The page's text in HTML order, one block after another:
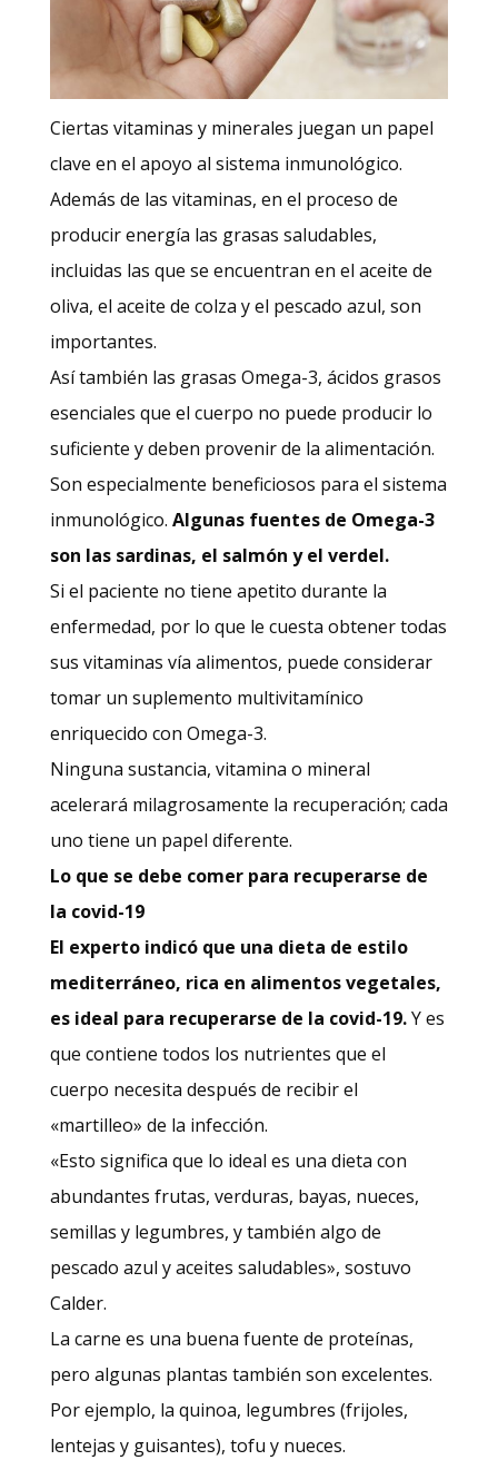
Ciertas vitaminas y minerales juegan un papel
clave en el apoyo al sistema inmunológico.
Además de las vitaminas, en el proceso de
producir energía las grasas saludables,
incluidas las que se encuentran en el aceite de
oliva, el aceite de colza y el pescado azul, son
importantes.
Así también las grasas Omega-3, ácidos grasos
esenciales que el cuerpo no puede producir lo
suficiente y deben provenir de la alimentación.
Son especialmente beneficiosos para el sistema
inmunológico. Algunas fuentes de Omega-3
son las sardinas, el salmón y el verdel.
Si el paciente no tiene apetito durante la
enfermedad, por lo que le cuesta obtener todas
sus vitaminas vía alimentos, puede considerar
tomar un suplemento multivitamínico
enriquecido con Omega-3.
Ninguna sustancia, vitamina o mineral
acelerará milagrosamente la recuperación; cada
uno tiene un papel diferente.
Lo que se debe comer para recuperarse de
la covid-19
El experto indicó que una dieta de estilo
mediterráneo, rica en alimentos vegetales,
es ideal para recuperarse de la covid-19.Y es
que contiene todos los nutrientes que el
cuerpo necesita después de recibir el
«martilleo» de la infección.
«Esto significa que lo ideal es una dieta con
abundantes frutas, verduras, bayas, nueces,
semillas y legumbres, y también algo de
pescado azul y aceites saludables», sostuvo
Calder.
La carne es una buena fuente de proteínas,
pero algunas plantas también son excelentes.
Por ejemplo, la quinoa, legumbres (frijoles,
lentejas y guisantes), tofu y nueces.